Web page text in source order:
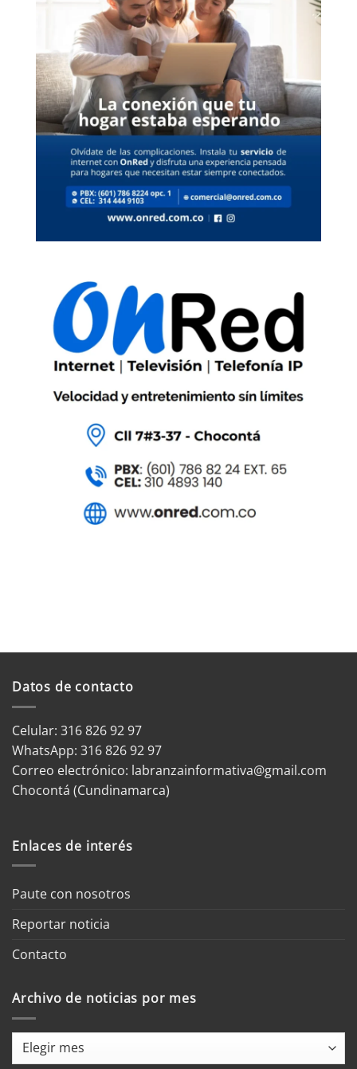
Datos de contacto
Celular: 316 826 92 97
WhatsApp: 316 826 92 97
Correo electrónico: labranzainformativa@gmail.com
Chocontá (Cundinamarca)
Enlaces de interés
Paute con nosotros
Reportar noticia
Contacto
Archivo de noticias por mes
Archivo